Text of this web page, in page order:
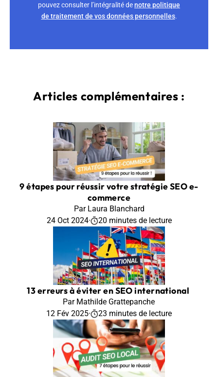
pouvez consulter l’intégralité denotre politique
de traitement de vos données personnelles.
Articles complémentaires :
9 étapes pour réussir votre stratégie SEO e-
commerce
Par Laura Blanchard
24 Oct 2024· 20 minutes de lecture
13 erreurs à éviter en SEO international
Par Mathilde Grattepanche
12 Fév 2025· 23 minutes de lecture